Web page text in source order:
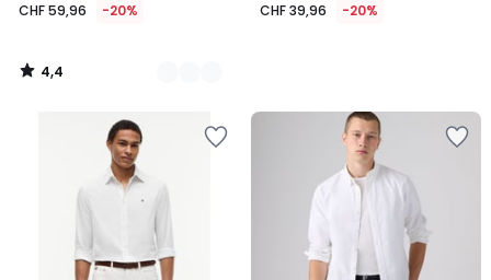
CHF 59,96 -20%
4,4
/
CHF 39,96 -20%